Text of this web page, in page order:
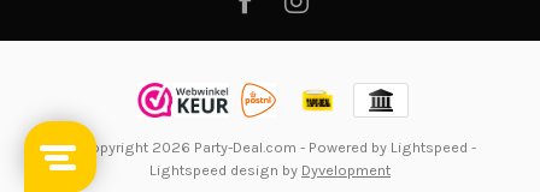
© Copyright 2026 Party-Deal.com - Powered by Lightspeed -
Lightspeed design by Dyvelopment